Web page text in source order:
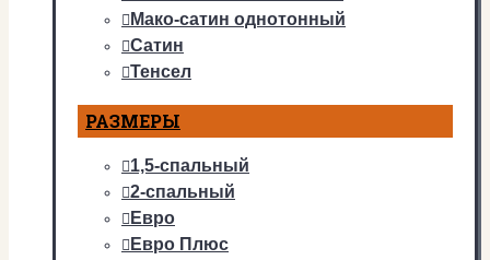
Мако-сатин однотонный
Сатин
Тенсел
РАЗМЕРЫ
1,5-спальный
2-спальный
Евро
Евро Плюс